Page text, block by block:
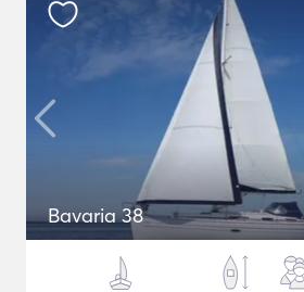
Bavaria 38